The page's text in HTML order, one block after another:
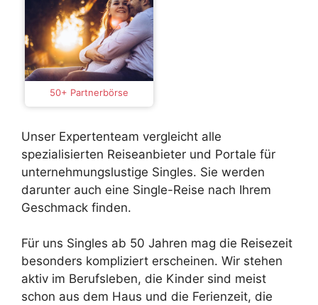
50+ Partnerbörse
Unser Expertenteam vergleicht alle
spezialisierten Reiseanbieter und Portale für
unternehmungslustige Singles. Sie werden
darunter auch eine Single-Reise nach Ihrem
Geschmack finden.
Für uns Singles ab 50 Jahren mag die Reisezeit
besonders kompliziert erscheinen. Wir stehen
aktiv im Berufsleben, die Kinder sind meist
schon aus dem Haus und die Ferienzeit, die